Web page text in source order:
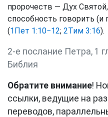
пророчеств — Дух
способность говорить
(1Пет 1:10−12; 2Тим 3:16).
2-е послание Петра, 1
Библия
Обратите внимание!
ссылки, ведущие на
переводов,